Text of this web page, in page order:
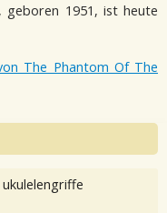
geboren 1951, ist heute
The Phantom Of The
ukulelengriffe